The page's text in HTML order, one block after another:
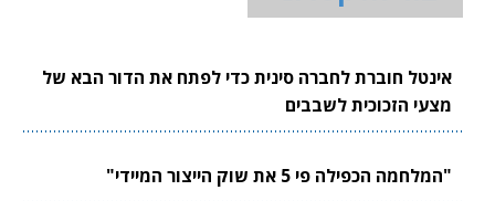
אינטל חוברת לחברה סינית כדי לפתח את הדור הבא של
מצעי הזכוכית לשבבים
"המלחמה הכפילה פי 5 את שוק הייצור המיידי"